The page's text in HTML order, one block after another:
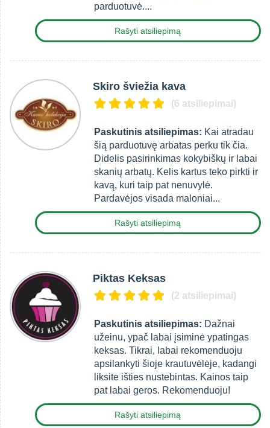
parduotuvė....
Rašyti atsiliepimą
Skiro šviežia kava
(6 atsiliepimai)
Paskutinis atsiliepimas: Kai atradau
šią parduotuvę arbatas perku tik čia.
Didelis pasirinkimas kokybiškų ir labai
skanių arbatų. Kelis kartus teko pirkti ir
kavą, kuri taip pat nenuvylė.
Pardavėjos visada maloniai...
Rašyti atsiliepimą
Piktas Keksas
(2 atsiliepimai)
Paskutinis atsiliepimas: Dažnai
užeinu, ypač labai įsiminė ypatingas
keksas. Tikrai, labai rekomenduoju
apsilankyti šioje krautuvėlėje, kadangi
liksite išties nustebintas. Kainos taip
pat labai geros. Rekomenduoju!
Rašyti atsiliepimą